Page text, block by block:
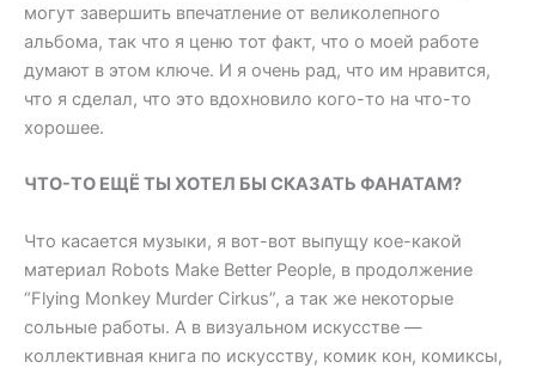
могут завершить впечатление от великолепного
альбома, так что я ценю тот факт, что о моей работе
думают в этом ключе. И я очень рад, что им нравится,
что я сделал, что это вдохновило кого-то на что-то
хорошее.
ЧТО-ТО ЕЩЁ ТЫ ХОТЕЛ БЫ СКАЗАТЬ ФАНАТАМ?
Что касается музыки, я вот-вот выпущу кое-какой
материал Robots Make Better People, в продолжение
“Flying Monkey Murder Cirkus”, а так же некоторые
сольные работы. А в визуальном искусстве —
коллективная книга по искусству, комик кон, комиксы,